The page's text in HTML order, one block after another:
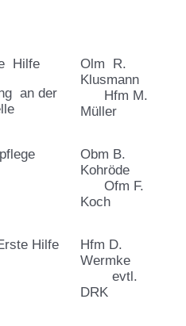
Hilfe
an der
Olm R.
Klusmann
Hfm M.
Müller
Obm B.
Kohröde
Ofm F.
Koch
Hilfe
Hfm D.
Wermke
evtl.
DRK